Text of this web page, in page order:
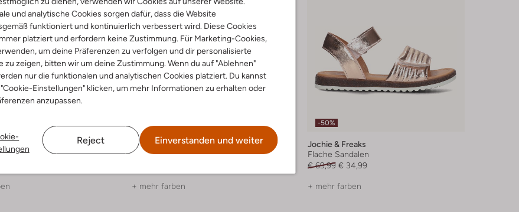
und analytische Cookies sorgen dafür, dass die Website
funktioniert und kontinuierlich verbessert wird. Diese Cookies
platziert und erfordern keine Zustimmung. Für Marketing-Cookies,
um deine Präferenzen zu verfolgen und dir personalisierte
zu zeigen, bitten wir um deine Zustimmung. Wenn du auf "Ablehnen"
nur die funktionalen und analytischen Cookies platziert. Du kannst
Einstellungen" klicken, um mehr Informationen zu erhalten oder
anzupassen.
Reject Einverstanden und weiter
Jochie & Freaks
Flache Sandalen
+ mehr farben
-50%
Jochie & Freaks
Flache Sandalen
€ 69,99 € 34,99
+ mehr farben